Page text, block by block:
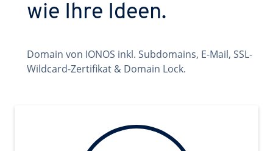
wie Ihre Ideen.
Domain von IONOS inkl. Subdomains, E-Mail, SSL-
Wildcard-Zertifikat & Domain Lock.